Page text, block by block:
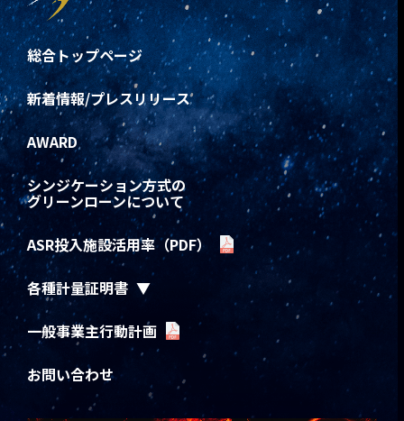
総合トップページ
新着情報/プレスリリース
AWARD
シンジケーション方式の
グリーンローンについて
ASR投入施設活用率（PDF）
各種計量証明書
一般事業主行動計画
お問い合わせ